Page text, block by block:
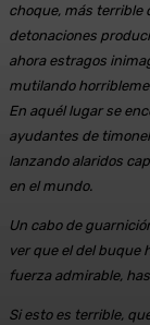
choque, más terrible
detonaciones
ahora estragos
mutilando
En aquél lugar se
ayudantes de
lanzando alaridos
en el mundo.
Un cabo de
ver que el del buque
fuerza admirable,
Si esto es terrible,